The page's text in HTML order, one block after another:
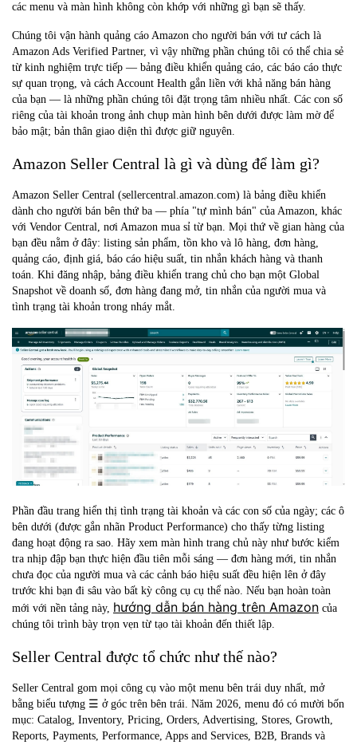
các menu và màn hình không còn khớp với những gì bạn sẽ thấy.
Chúng tôi vận hành quảng cáo Amazon cho người bán với tư cách là
Amazon Ads Verified Partner, vì vậy những phần chúng tôi có thể chia sẻ
từ kinh nghiệm trực tiếp — bảng điều khiển quảng cáo, các báo cáo thực
sự quan trọng, và cách Account Health gắn liền với khả năng bán hàng
của bạn — là những phần chúng tôi đặt trọng tâm nhiều nhất. Các con số
riêng của tài khoản trong ảnh chụp màn hình bên dưới được làm mờ để
bảo mật; bản thân giao diện thì được giữ nguyên.
Amazon Seller Central là gì và dùng để làm gì?
Amazon Seller Central (sellercentral.amazon.com) là bảng điều khiển
dành cho người bán bên thứ ba — phía "tự mình bán" của Amazon, khác
với Vendor Central, nơi Amazon mua sỉ từ bạn. Mọi thứ về gian hàng của
bạn đều nằm ở đây: listing sản phẩm, tồn kho và lô hàng, đơn hàng,
quảng cáo, định giá, báo cáo hiệu suất, tin nhắn khách hàng và thanh
toán. Khi đăng nhập, bảng điều khiển trang chủ cho bạn một Global
Snapshot về doanh số, đơn hàng đang mở, tin nhắn của người mua và
tình trạng tài khoản trong nháy mắt.
Phần đầu trang hiển thị tình trạng tài khoản và các con số của ngày; các ô
bên dưới (được gắn nhãn Product Performance) cho thấy từng listing
đang hoạt động ra sao. Hãy xem màn hình trang chủ này như bước kiểm
tra nhịp đập bạn thực hiện đầu tiên mỗi sáng — đơn hàng mới, tin nhắn
chưa đọc của người mua và các cảnh báo hiệu suất đều hiện lên ở đây
trước khi bạn đi sâu vào bất kỳ công cụ cụ thể nào. Nếu bạn hoàn toàn
mới với nền tảng này, hướng dẫn bán hàng trên Amazon của
chúng tôi trình bày trọn vẹn từ tạo tài khoản đến thiết lập.
Seller Central được tổ chức như thế nào?
Seller Central gom mọi công cụ vào một menu bên trái duy nhất, mở
bằng biểu tượng ☰ ở góc trên bên trái. Năm 2026, menu đó có mười bốn
mục: Catalog, Inventory, Pricing, Orders, Advertising, Stores, Growth,
Reports, Payments, Performance, Apps and Services, B2B, Brands và